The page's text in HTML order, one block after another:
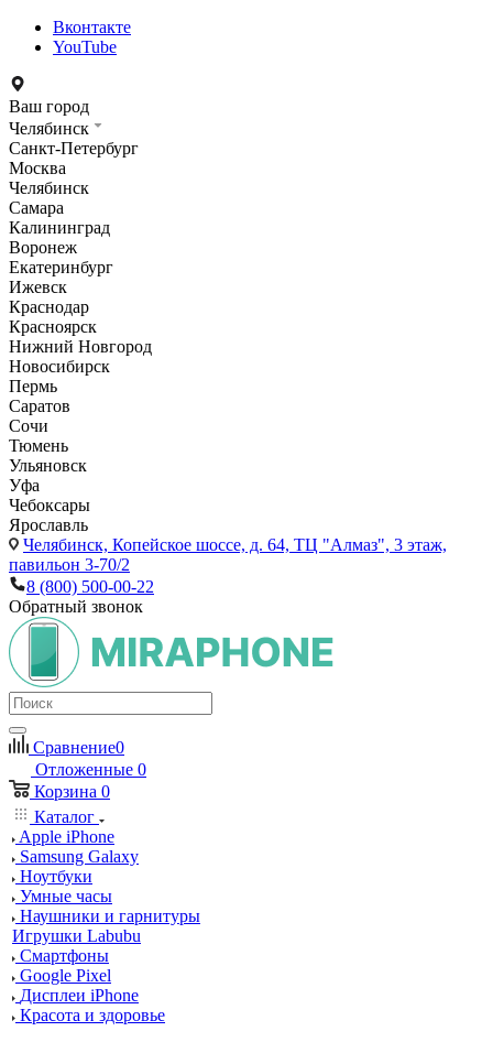
Вконтакте
YouTube
Ваш город
Челябинск
Санкт-Петербург
Москва
Челябинск
Самара
Калининград
Воронеж
Екатеринбург
Ижевск
Краснодар
Красноярск
Нижний Новгород
Новосибирск
Пермь
Саратов
Сочи
Тюмень
Ульяновск
Уфа
Чебоксары
Ярославль
Челябинск, Копейское шоссе, д. 64, ТЦ "Алмаз", 3 этаж,
павильон 3-70/2
8 (800) 500-00-22
Обратный звонок
Сравнение0
Отложенные 0
Корзина 0
Каталог
Apple iPhone
Samsung Galaxy
Ноутбуки
Умные часы
Наушники и гарнитуры
Игрушки Labubu
Смартфоны
Google Pixel
Дисплеи iPhone
Красота и здоровье